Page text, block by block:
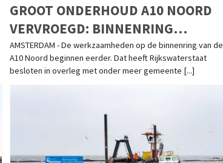
GROOT ONDERHOUD A10 NOORD
VERVROEGD: BINNENRING
AFGESLOTEN TIJDENS
HEMELVAART EN DE
AMSTERDAM - De werkzaamheden op de binnenring van de
A10 Noord beginnen eerder. Dat heeft Rijkswaterstaat
besloten in overleg met onder meer gemeente [...]